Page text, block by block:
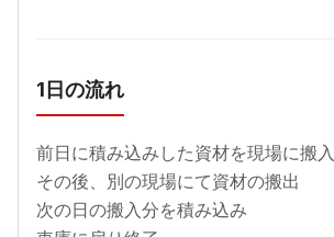
1日の流れ
前日に積み込みした資材を現場に搬入
その後、別の現場にて資材の搬出
次の日の搬入分を積み込み